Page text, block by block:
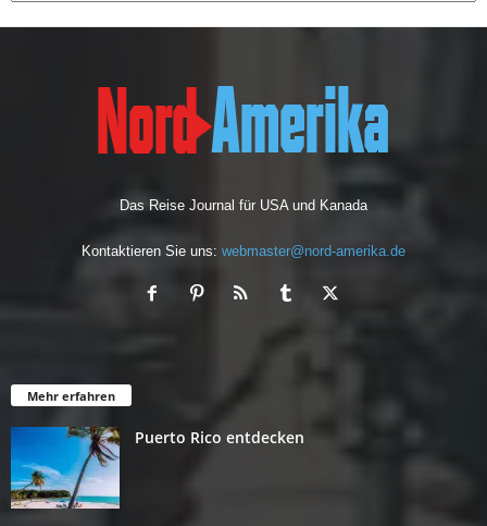
Das Reise Journal für USA und Kanada
Kontaktieren Sie uns: webmaster@nord-amerika.de
Mehr erfahren
Puerto Rico entdecken